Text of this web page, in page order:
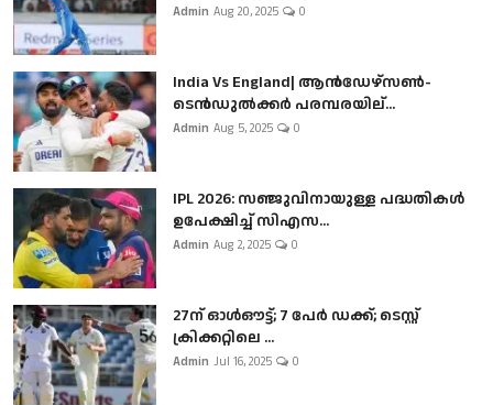
Admin Aug 20, 2025 0
India Vs England| ആൻഡേഴ്സൺ-
ടെൻഡുല്‍ക്കർ പരമ്പരയില്...
Admin Aug 5, 2025 0
IPL 2026: സഞ്ജുവിനായുള്ള പദ്ധതികൾ
ഉപേക്ഷിച്ച് സിഎസ...
Admin Aug 2, 2025 0
27ന് ഓൾഔട്ട്; 7 പേർ ഡക്ക്; ടെസ്റ്റ്
ക്രിക്കറ്റിലെ ...
Admin Jul 16, 2025 0